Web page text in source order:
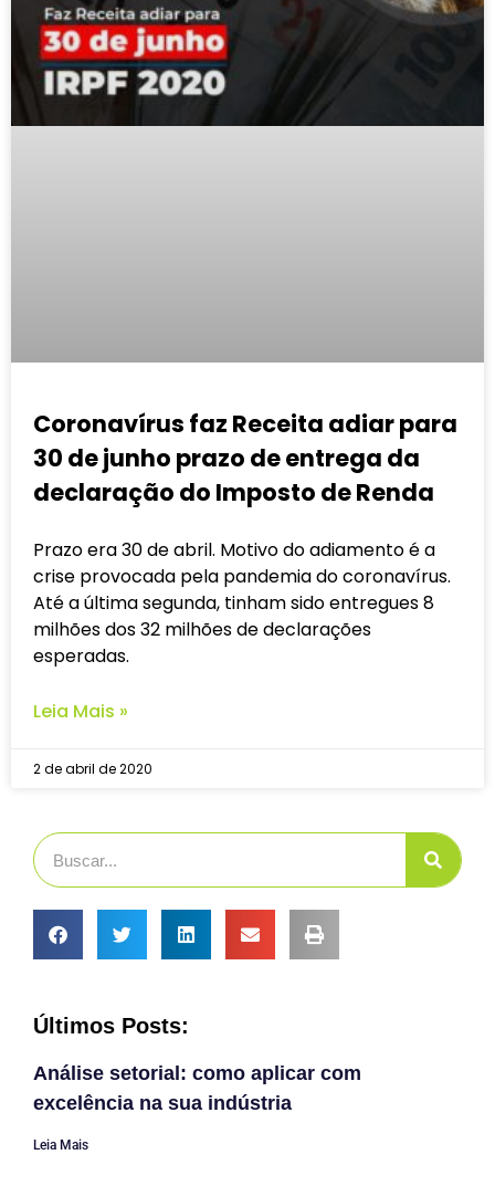
Coronavírus faz Receita adiar para
30 de junho prazo de entrega da
declaração do Imposto de Renda
Prazo era 30 de abril. Motivo do adiamento é a
crise provocada pela pandemia do coronavírus.
Até a última segunda, tinham sido entregues 8
milhões dos 32 milhões de declarações
esperadas.
Leia Mais »
2 de abril de 2020
Últimos Posts:
Análise setorial: como aplicar com
excelência na sua indústria
Leia Mais